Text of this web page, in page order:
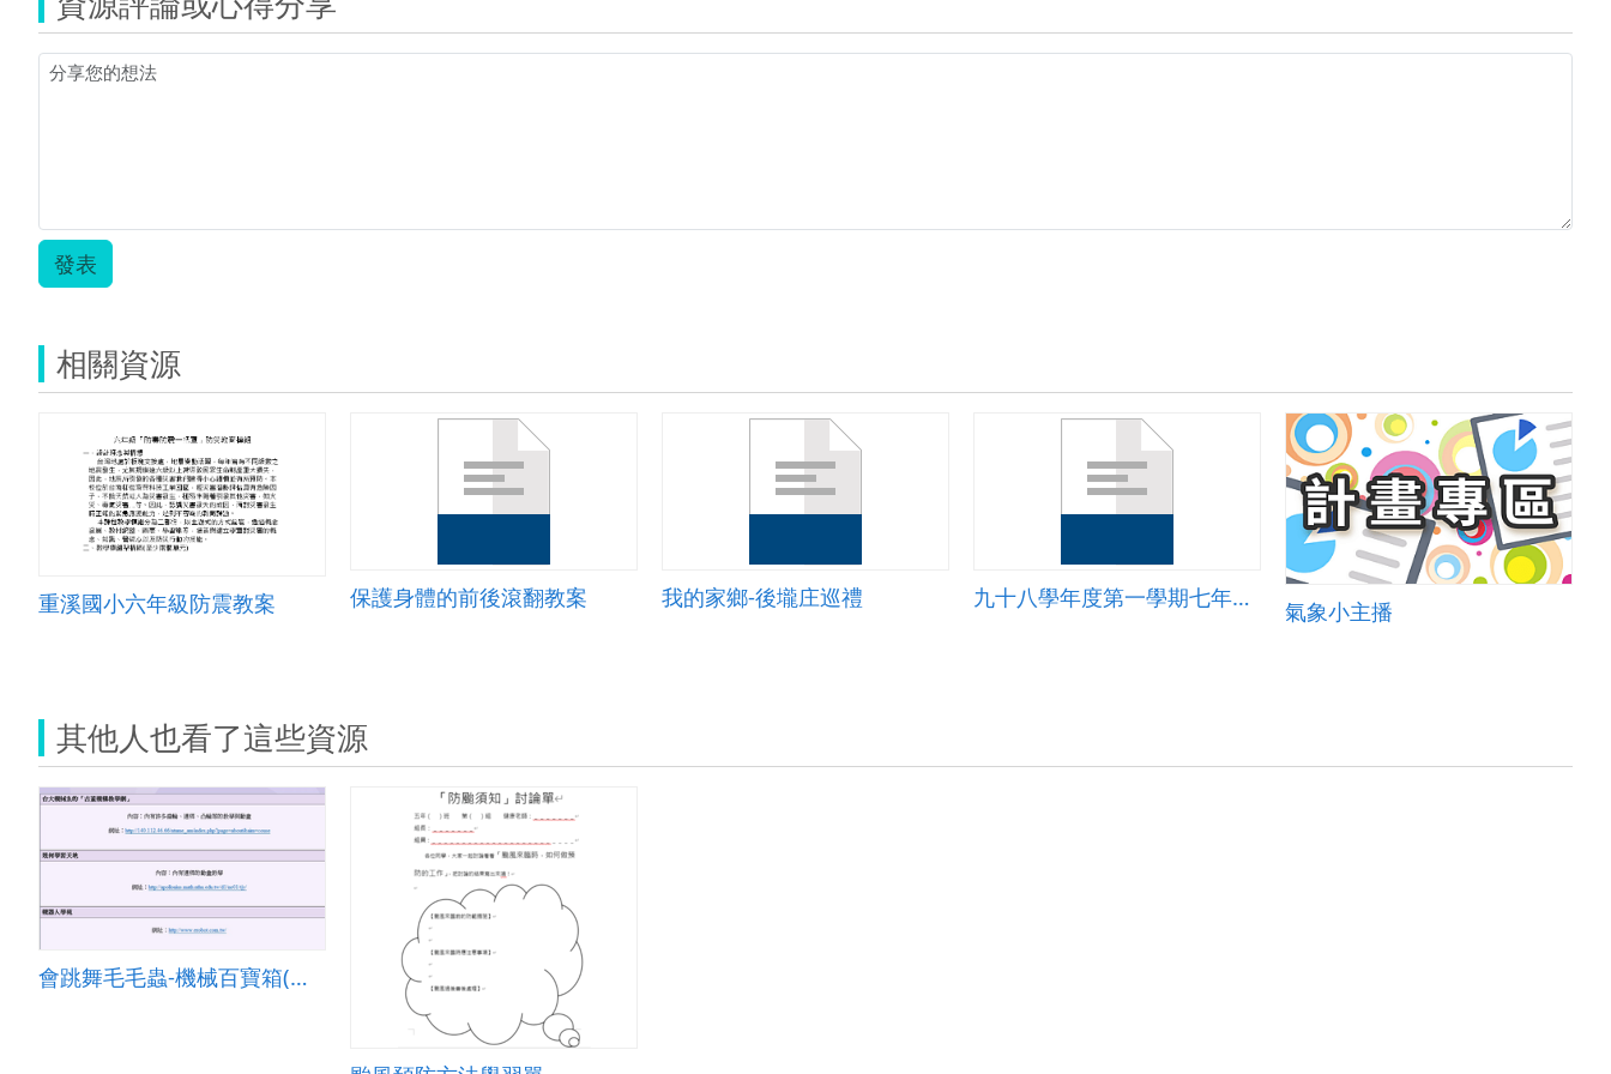
發表
相關資源
重溪國小六年級防震教案 保護身體的前後滾翻教案 我的家鄉-後壠庄巡禮 九十八學年度第一學期七年級第三次數學科段考
氣象小主播
其他人也看了這些資源
會跳舞毛毛蟲-機械百寶箱(圖書館)